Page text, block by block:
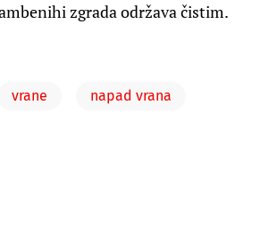
zgrada održava čistim.
vrane napad vrana